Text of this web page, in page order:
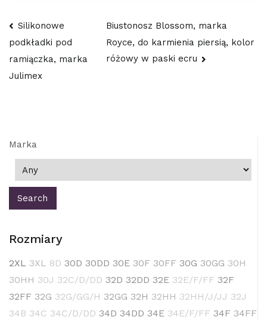
Nawigacja
wpisu
Silikonowe
podkładki pod
ramiączka, marka
Julimex
Biustonosz Blossom, marka
Royce, do karmienia piersią, kolor
różowy w paski ecru
Marka
Rozmiary
2XL 3XL 8D 30D 30DD 30E 30F 30FF 30G 30GG 30H
30HH 30J 32C/D/DD 32D 32DD 32E 32E/F/FF 32F
32FF 32G 32G/GG/H 32GG 32H 32HH 32HH/J/JJ 32J
34B 34C 34C/D/DD 34D 34DD 34E 34E/F/FF 34F 34FF